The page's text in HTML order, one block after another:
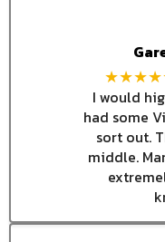
I would
had some
sort out.
middle.